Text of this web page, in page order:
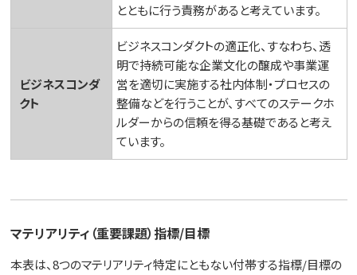
とともに行う責務があると考えています。
ビジネスコンダ
クト
ビジネスコンダクトの適正化、すなわち、透
明で持続可能な企業文化の醸成や事業運
営を適切に実施する社内体制・プロセスの
整備などを行うことが、すべてのステークホ
ルダーからの信頼を得る基礎であると考え
ています。
マテリアリティ（重要課題）指標/目標
本表は、8つのマテリアリティ特定にともない付帯する指標/目標の